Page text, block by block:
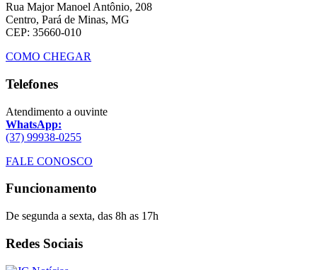
Rua Major Manoel Antônio, 208
Centro, Pará de Minas, MG
CEP: 35660-010
COMO CHEGAR
Telefones
Atendimento a ouvinte
WhatsApp:
(37) 99938-0255
FALE CONOSCO
Funcionamento
De segunda a sexta, das 8h as 17h
Redes Sociais